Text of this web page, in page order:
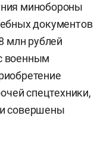
минобороны
документов
млн рублей
военным
спецтехники,
совершены